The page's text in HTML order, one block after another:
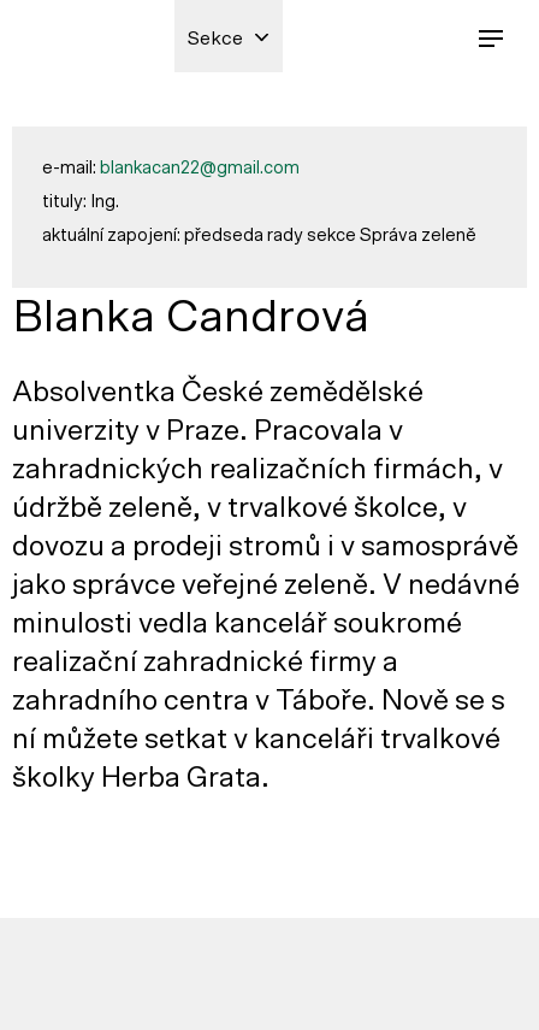
Sekce
Blanka Candrová
Absolventka České zemědělské
univerzity v Praze. Pracovala v
zahradnických realizačních firmách, v
údržbě zeleně, v trvalkové školce, v
dovozu a prodeji stromů i v samosprávě
jako správce veřejné zeleně. V nedávné
minulosti vedla kancelář soukromé
realizační zahradnické firmy a
zahradního centra v Táboře. Nově se s
ní můžete setkat v kanceláři trvalkové
školky Herba Grata.
e-mail: blankacan22@gmail.com
tituly: Ing.
aktuální zapojení: předseda rady sekce Správa zeleně